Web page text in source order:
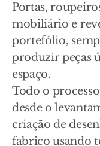
Portas,
mobiliário e
portefólio,
produzir peças
espaço.
Todo o
desde o
criação de
fabrico usando